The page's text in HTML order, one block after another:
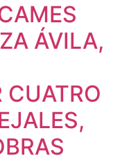
ÁVILA,
CUATRO